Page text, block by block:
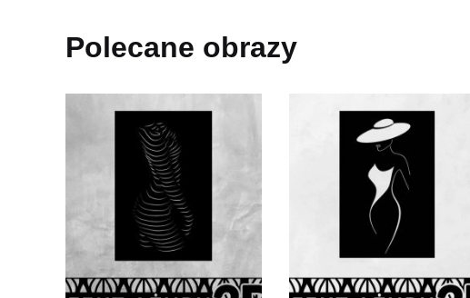
Polecane obrazy